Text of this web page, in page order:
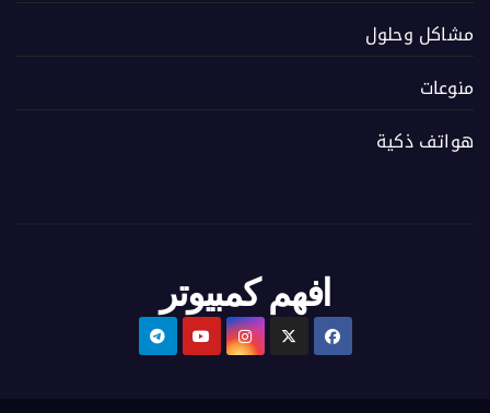
مشاكل وحلول
منوعات
هواتف ذكية
افهم كمبيوتر